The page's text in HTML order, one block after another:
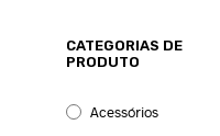
CATEGORIAS DE
PRODUTO
Acessórios